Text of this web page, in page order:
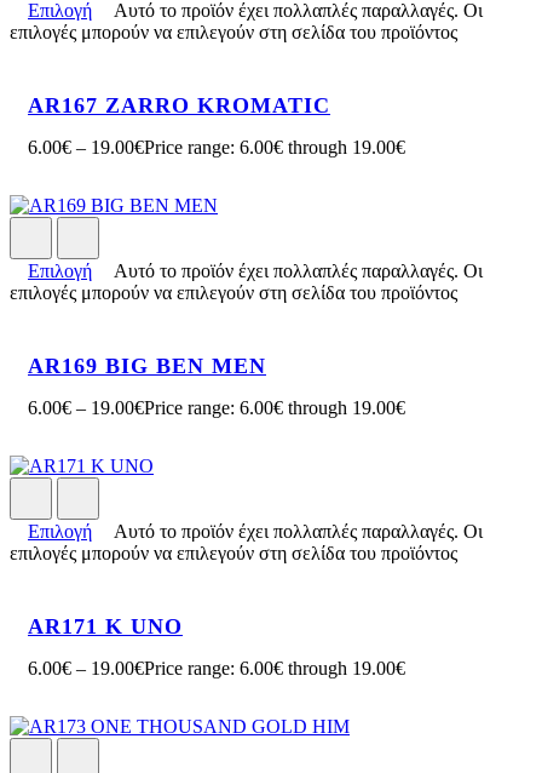
Επιλογή
Αυτό το προϊόν έχει πολλαπλές παραλλαγές. Οι
επιλογές μπορούν να επιλεγούν στη σελίδα του προϊόντος
AR167 ZARRO KROMATIC
6.00€ – 19.00€Price range: 6.00€ through 19.00€
Επιλογή
Αυτό το προϊόν έχει πολλαπλές παραλλαγές. Οι
επιλογές μπορούν να επιλεγούν στη σελίδα του προϊόντος
AR169 BIG BEN MEN
6.00€ – 19.00€Price range: 6.00€ through 19.00€
Επιλογή
Αυτό το προϊόν έχει πολλαπλές παραλλαγές. Οι
επιλογές μπορούν να επιλεγούν στη σελίδα του προϊόντος
AR171 K UNO
6.00€ – 19.00€Price range: 6.00€ through 19.00€